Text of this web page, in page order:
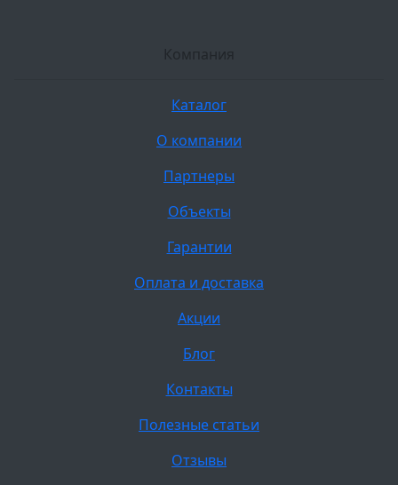
Компания
Каталог
О компании
Партнеры
Объекты
Гарантии
Оплата и доставка
Акции
Блог
Контакты
Полезные статьи
Отзывы